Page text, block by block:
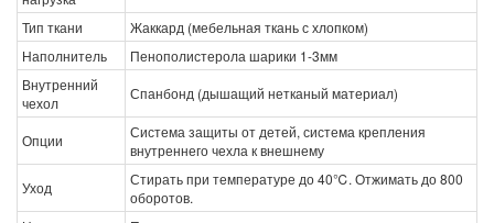
Тип ткани
Жаккард (мебельная ткань с хлопком)
Наполнитель
Пенополистерола шарики 1-3мм
Внутренний
чехол
Спанбонд (дышащий нетканый материал)
Опции
Система защиты от детей, система крепления
внутреннего чехла к внешнему
Уход
Стирать при температуре до 40℃. Отжимать до 800
оборотов.